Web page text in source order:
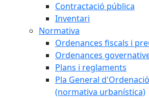
Contractació pública
Inventari
Normativa
Ordenances fiscals i
Ordenances
Plans i reglaments
Pla General
(normativa urbanística)